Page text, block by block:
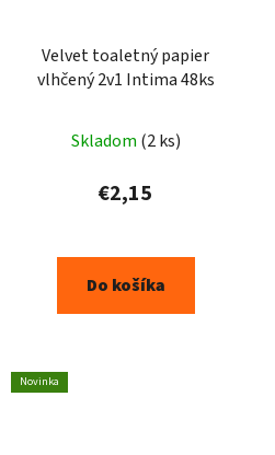
Velvet toaletný papier
vlhčený 2v1 Intima 48ks
Skladom (2 ks)
€2,15
Do košíka
Novinka